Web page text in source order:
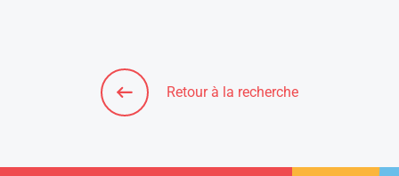
Retour à la recherche